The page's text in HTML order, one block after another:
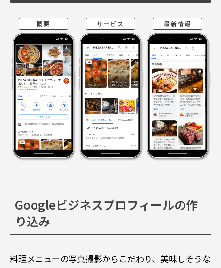
概要 サービス 最新情報
Googleビジネスプロフィールの作
り込み
料理メニューの写真撮影からこだわり、美味しそうな